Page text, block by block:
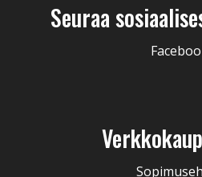
Seuraa